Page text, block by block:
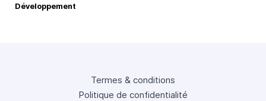
Développement
Termes & conditions
Politique de confidentialité